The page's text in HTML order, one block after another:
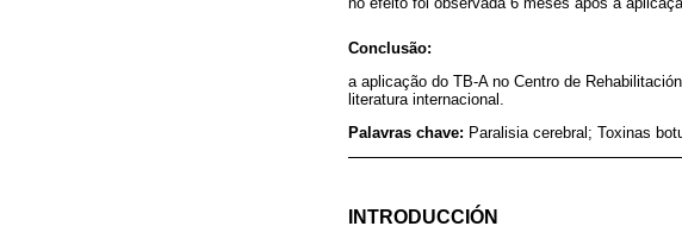
Conclusão:
a aplicação do TB-A no Centro de
literatura internacional.
Palavras chave: Paralisia cerebral; Toxinas
INTRODUCCIÓN